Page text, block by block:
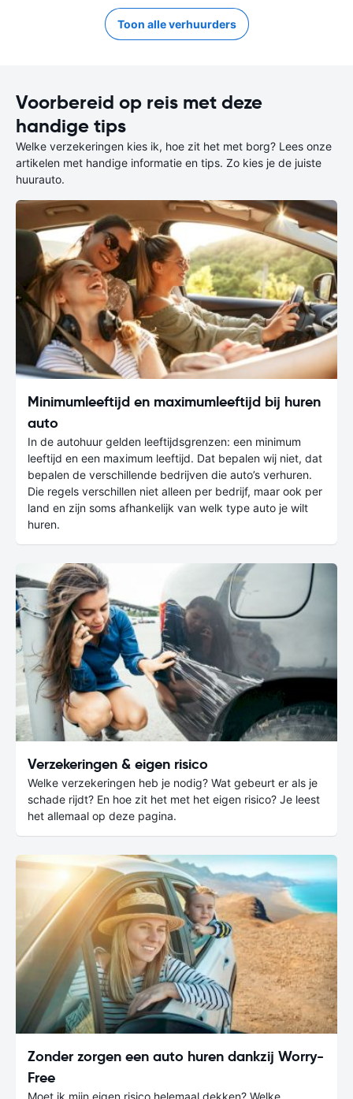
Toon alle verhuurders
Voorbereid op reis met deze
handige tips
Welke verzekeringen kies ik, hoe zit het met borg? Lees onze
artikelen met handige informatie en tips. Zo kies je de juiste
huurauto.
Minimumleeftijd en maximumleeftijd bij huren
auto
In de autohuur gelden leeftijdsgrenzen: een minimum
leeftijd en een maximum leeftijd. Dat bepalen wij niet, dat
bepalen de verschillende bedrijven die auto’s verhuren.
Die regels verschillen niet alleen per bedrijf, maar ook per
land en zijn soms afhankelijk van welk type auto je wilt
huren.
Verzekeringen & eigen risico
Welke verzekeringen heb je nodig? Wat gebeurt er als je
schade rijdt? En hoe zit het met het eigen risico? Je leest
het allemaal op deze pagina.
Zonder zorgen een auto huren dankzij Worry-
Free
Moet ik mijn eigen risico helemaal dekken? Welke